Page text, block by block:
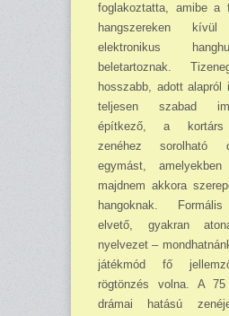
foglakoztatta, amibe a
hangszereken
elektronikus
beletartoznak.
hosszabb, adott alapról
teljesen szabad
építkező, a kortárs
zenéhez sorolható
egymást,
majdnem akkora
hangoknak.
elvető, gyakran
nyelvezet –
játékmód fő
rögtönzés volna. A
drámai hatású